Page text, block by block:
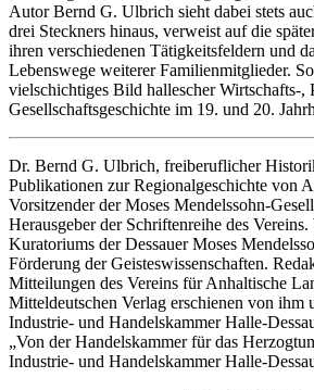
Autor Bernd G. Ulbrich sieht dabei stets
drei Steckners hinaus, verweist auf die
ihren verschiedenen Tätigkeitsfeldern und
Lebenswege weiterer Familienmitglieder.
vielschichtiges Bild hallescher Wirtschafts-,
Gesellschaftsgeschichte im 19. und 20.
Dr. Bernd G. Ulbrich, freiberuflicher
Publikationen zur Regionalgeschichte von
Vorsitzender der Moses Mendelssohn-
Herausgeber der Schriftenreihe des Vereins.
Kuratoriums der Dessauer Moses
Förderung der Geisteswissenschaften.
Mitteilungen des Vereins für Anhaltische
Mitteldeutschen Verlag erschienen von ihm
Industrie- und Handelskammer Halle-
„Von der Handelskammer für das
Industrie- und Handelskammer Halle-